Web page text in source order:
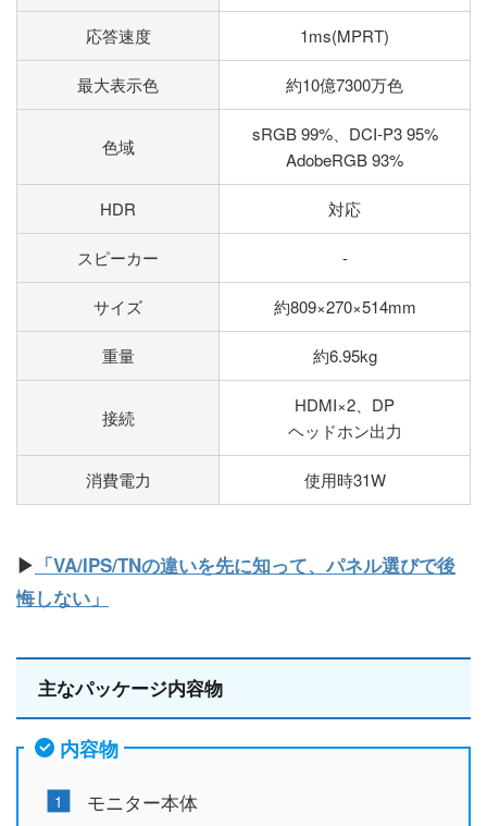
応答速度 1ms(MPRT)
最大表示色 約10億7300万色
色域
sRGB 99%、DCI-P3 95%
AdobeRGB 93%
HDR 対応
スピーカー -
サイズ 約809×270×514mm
重量 約6.95kg
接続
HDMI×2、DP
ヘッドホン出力
消費電力 使用時31W
▶ 「VA/IPS/TNの違いを先に知って、パネル選びで後
悔しない」
主なパッケージ内容物
内容物
モニター本体